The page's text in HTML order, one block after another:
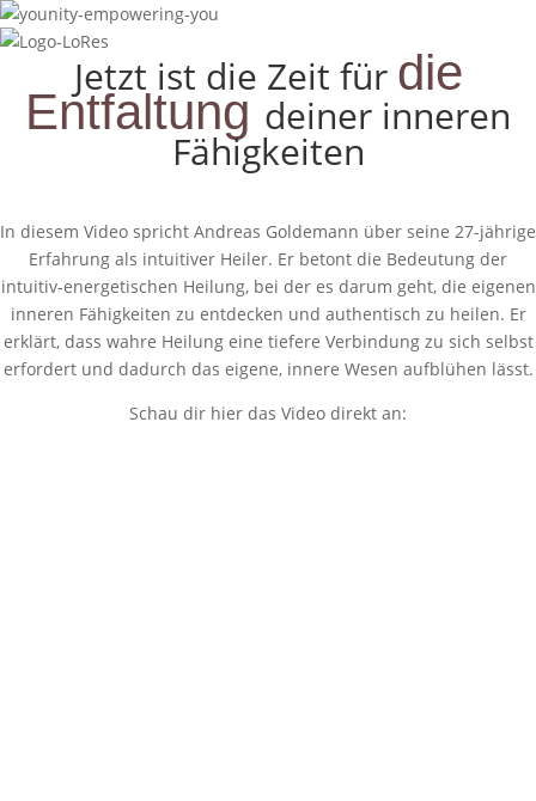
Jetzt ist die Zeit für die
Entfaltung deiner inneren
Fähigkeiten
In diesem Video spricht Andreas Goldemann über seine 27-jährige
Erfahrung als intuitiver Heiler. Er betont die Bedeutung der
intuitiv-energetischen Heilung, bei der es darum geht, die eigenen
inneren Fähigkeiten zu entdecken und authentisch zu heilen. Er
erklärt, dass wahre Heilung eine tiefere Verbindung zu sich selbst
erfordert und dadurch das eigene, innere Wesen aufblühen lässt.
Schau dir hier das Video direkt an: